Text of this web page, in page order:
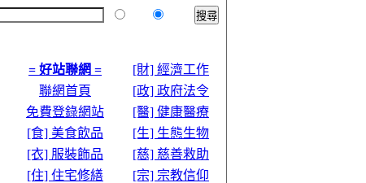
= 好站聯網 =
[財] 經濟工作
聯網首頁
[政] 政府法令
免費登錄網站
[醫] 健康醫療
[食] 美食飲品
[生] 生態生物
[衣] 服裝飾品
[慈] 慈善救助
[住] 住宅修繕
[宗] 宗教信仰